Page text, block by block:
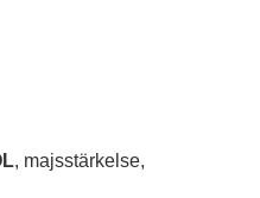
, majsstärkelse,